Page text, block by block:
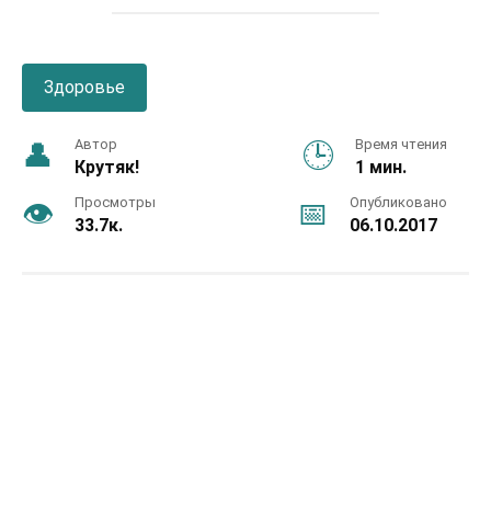
Здоровье
Автор
Крутяк!
Время чтения
1 мин.
Просмотры
33.7к.
Опубликовано
06.10.2017